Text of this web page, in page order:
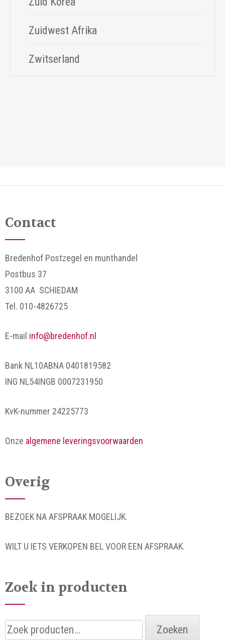
Zuidwest Afrika
Zwitserland
Contact
Bredenhof Postzegel en munthandel
Postbus 37
3100 AA SCHIEDAM
Tel. 010-4826725
E-mail info@bredenhof.nl
Bank NL10ABNA 0401819582
ING NL54INGB 0007231950
KvK-nummer 24225773
Onze algemene leveringsvoorwaarden
Overig
BEZOEK NA AFSPRAAK MOGELIJK.
WILT U IETS VERKOPEN BEL VOOR EEN AFSPRAAK.
Zoek in producten
Zoeken
Zoeken